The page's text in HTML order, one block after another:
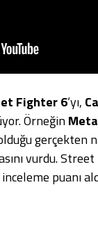
Fighter 6‘yı,
Örneğin
gerçekten
vurdu.
inceleme puanı